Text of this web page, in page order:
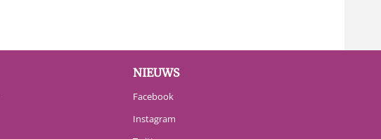
NIEUWS
Facebook
Instagram